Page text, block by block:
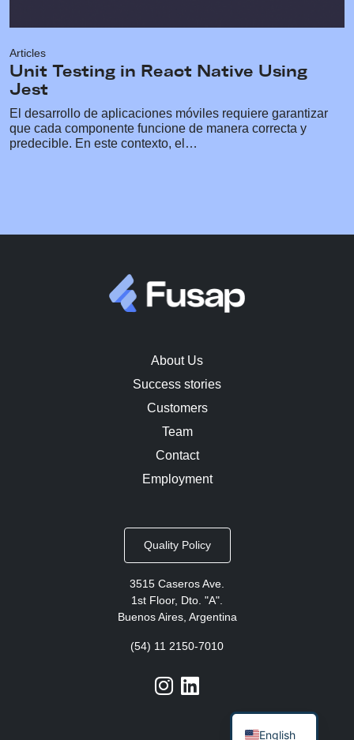
Articles
Unit Testing in React Native Using
Jest
El desarrollo de aplicaciones móviles requiere garantizar
que cada componente funcione de manera correcta y
predecible. En este contexto, el…
About Us
Success stories
Customers
Team
Contact
Employment
Quality Policy
3515 Caseros Ave.
1st Floor, Dto. "A".
Buenos Aires, Argentina
(54) 11 2150-7010
English